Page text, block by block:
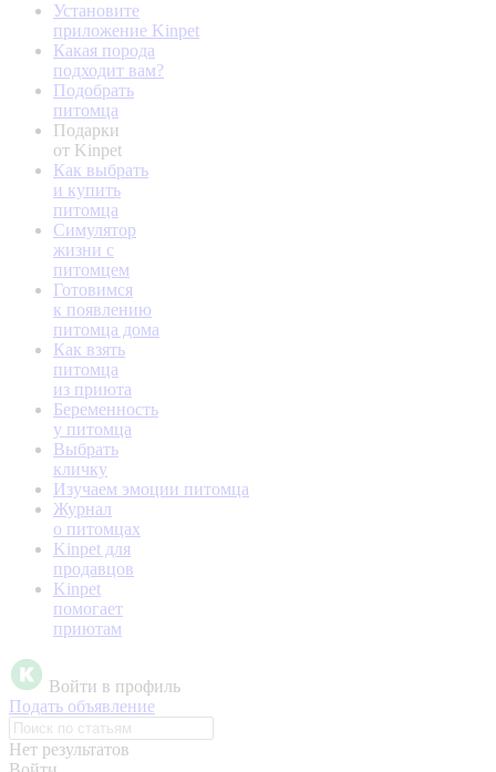
Установите
приложение Kinpet
Какая порода
подходит вам?
Подобрать
питомца
Подарки
от Kinpet
Как выбрать
и купить
питомца
Симулятор
жизни с
питомцем
Готовимся
к появлению
питомца дома
Как взять
питомца
из приюта
Беременность
у питомца
Выбрать
кличку
Изучаем эмоции питомца
Журнал
о питомцах
Kinpet для
продавцов
Kinpet
помогает
приютам
Войти в профиль
Подать объявление
Нет результатов